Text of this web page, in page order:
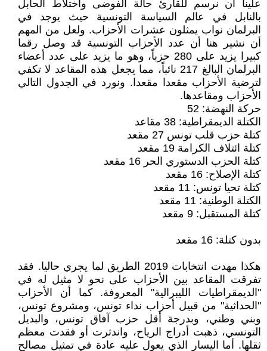
علينا أن نرسم للقارئ حالة الفوضى واختلاط الحابل
بالنابل في عالم السياسة التونسية حيث يوجد في
البرلمان نواب يمثلون عشرات الأحزاب. ولعل من المهم
أن نشير هنا أن عدد الأحزاب التونسية قد وصل رقما
كبيرا يزيد على 280 حزباً، وهو ما يزيد على عدد أعضاء
البرلمان البالغ 217 نائباً، مما يجعل هذه المقاعد لا تكفي
لترضية الأحزاب مقعدا مقعدا. ونورد في الجدول التالي
الأحزاب ومقاعدها.
حركة النهضة: 52
الكتلة الديمقراطية: 38 مقاعد
كتلة حزب قلب تونس 27 مقعد
كتلة ائتلاف الكرامة 19 مقعد
كتلة الحزب الدستوري الحر 16 مقعد
كتلة الإصلاح: 16 مقعد
كتلة تحيا تونس: 11 مقعد
الكتلة الوطنية: 11 مقعد
كتلة المستقبل: 9 مقعد
بدون كتلة: 16 مقعد
هكذا مهدت انتخابات 2019 الطريق لما يجري حاليا. فقد
تفرقت المقاعد بين الأحزاب على نحو لا مثيل له في
"الديمقراطيات الليبرالية" المعروفة. كما أن الأحزاب
"الحداثية" من قبيل أحزاب نداء تونس، ومشروع تونس،
وبني وطني، وبدرجة أقل حزب آفاق تونس، والبديل
التونسي، ذهبت أدراج الرياح، واندثرت أو فقدت معظم
ثقلها. أما اليسار الذي يعول عليه عادة في تمثيل مصالح